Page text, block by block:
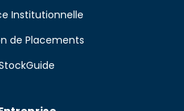
Institutionnelle
de Placements